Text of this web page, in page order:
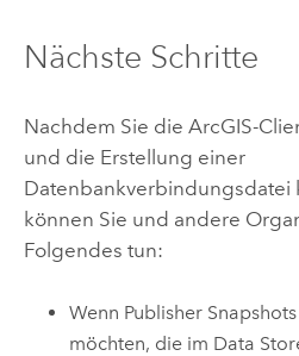
Nächste Schritte
Nachdem Sie die ArcGIS-
und die Erstellung einer
Datenbankverbindungsdatei
können Sie und andere
Folgendes tun:
Wenn Publisher
möchten, die im Data